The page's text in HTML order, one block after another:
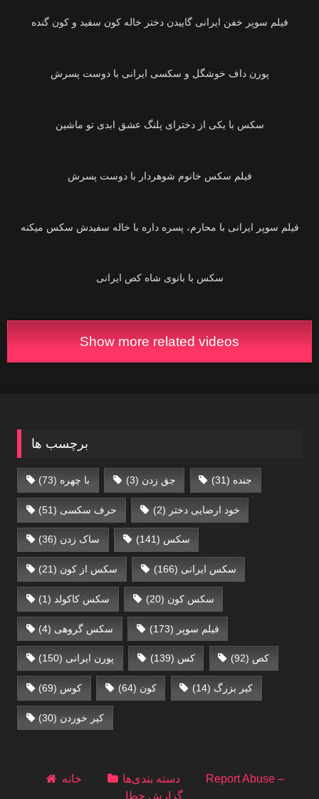
فیلم سوپر خفن ایرانی‌ گاییدن دختر خاله کون سفید و کون گنده
پورن داف خوشگل و سکسی‌ ایرانی‌ با دوست پسرش
سکس با یکی‌ از دخترای پلنگ عشق ابدی تو ماشین
فیلم سکس خانوم شوهردار با دوست پسرش
فیلم سوپر ایرانی‌ با محارم، پسره داره با خاله سفیدش سکس میکنه
Show more related videos
برچسب ها
با چهره (73) جق زدن (3) جنده (31)
حرف سکسی‌ (51) خود ارضایی دختر (2)
ساک زدن (36) سکس (141)
سکس از کون (21) سکس ایرانی (166)
سکس کاکولد (1) سکس کون (20)
سکس گروهی (4) فیلم سوپر (173)
پورن ایرانی (150) کس (139) کص (92)
کوس (69) کون (64) کیر بزرگ (14)
کیر خوردن (30)
خانه دسته بندی‌ها
Report Abuse –
گزارش خطا